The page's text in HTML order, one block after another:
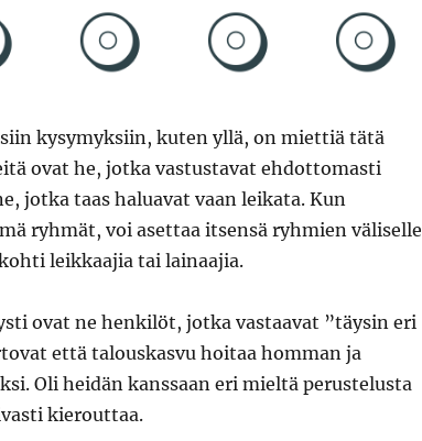
kysymyksiin, kuten yllä, on miettiä tätä
ovat he, jotka vastustavat ehdottomasti
jotka taas haluavat vaan leikata. Kun
ryhmät, voi asettaa itsensä ryhmien väliselle
leikkaajia tai lainaajia.
ovat ne henkilöt, jotka vastaavat ”täysin eri
että talouskasvu hoitaa homman ja
Oli heidän kanssaan eri mieltä perustelusta
kierouttaa.